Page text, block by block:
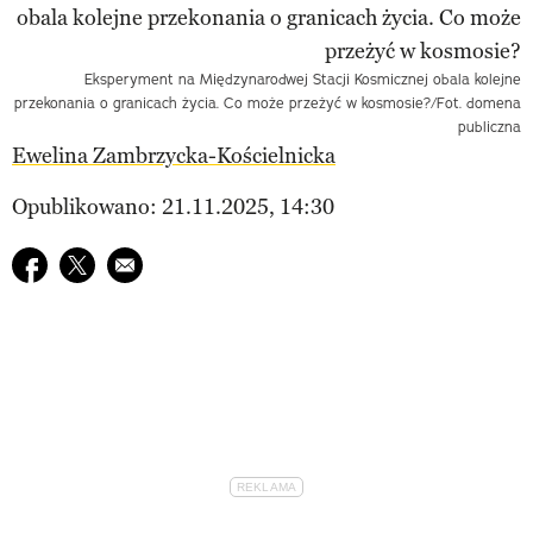
Eksperyment na Międzynarodwej Stacji Kosmicznej obala kolejne
przekonania o granicach życia. Co może przeżyć w kosmosie?/Fot. domena
publiczna
Ewelina Zambrzycka-Kościelnicka
Opublikowano: 21.11.2025, 14:30
Udostępnij na facebook
Udostępnij na twitter
E-mail do przyjaciela